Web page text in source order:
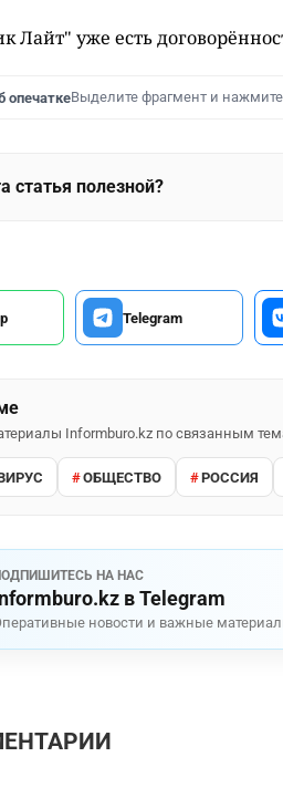
Лайт" уже есть
опечаткеВыделите фрагмент и нажмите
статья полезной?
Telegram
Informburo.kz по связанным
ОБЩЕСТВО РОССИЯ
НА НАС
в Telegram
новости и важные